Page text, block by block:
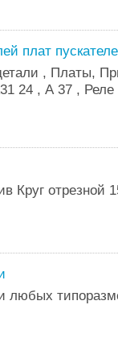
плат
, Платы,
24 , А 37 ,
Круг отрезной
любых